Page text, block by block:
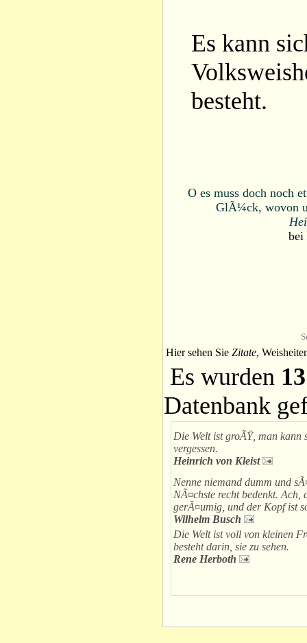
Es kann
besteht.
O es muss doch noch
GlÃ¼ck, wovon
bei
Hier sehen Sie Zitate,
Es wurden 13
Datenbank
Die Welt ist groÃŸ, man kann
vergessen.
Heinrich von Kleist
Nenne niemand dumm und
NÃ¤chste recht bedenkt. Ach,
gerÃ¤umig, und der Kopf ist
Wilhelm Busch
Die Welt ist voll von kleinen
besteht darin, sie zu sehen.
Rene Herboth